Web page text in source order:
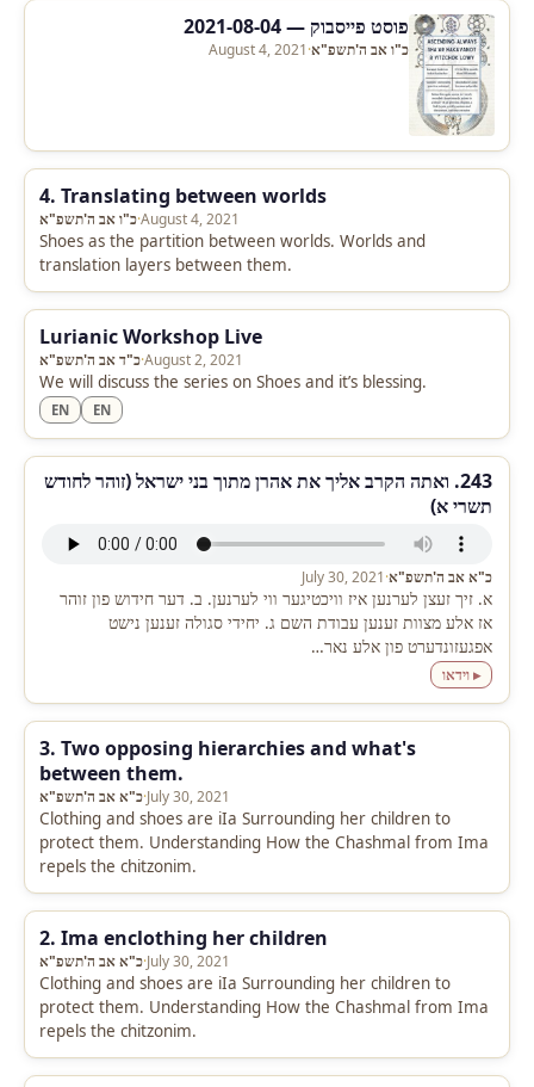
פוסט פייסבוק — 2021-08-04
כ"ו אב ה'תשפ"א·
August 4, 2021
4. Translating between worlds
כ"ו אב ה'תשפ"א·August 4, 2021
Shoes as the partition between worlds. Worlds and
translation layers between them.
Lurianic Workshop Live
כ"ד אב ה'תשפ"א·August 2, 2021
We will discuss the series on Shoes and it’s blessing.
EN EN
243. ואתה הקרב אליך את אהרן מתוך בני ישראל (זוהר לחודש
תשרי א)
כ"א אב ה'תשפ"א·
July 30, 2021
א. זיך זעצן לערנען איז וויכטיגער ווי לערנען. ב. דער חידוש פון זוהר
אז אלע מצוות זענען עבודת השם ג. יחידי סגולה זענען נישט
אפגעזונדערט פון אלע נאר…
▸ וידאו
3. Two opposing hierarchies and what's
between them.
כ"א אב ה'תשפ"א·July 30, 2021
Clothing and shoes are iIa Surrounding her children to
protect them. Understanding How the Chashmal from Ima
repels the chitzonim.
2. Ima enclothing her children
כ"א אב ה'תשפ"א·July 30, 2021
Clothing and shoes are iIa Surrounding her children to
protect them. Understanding How the Chashmal from Ima
repels the chitzonim.